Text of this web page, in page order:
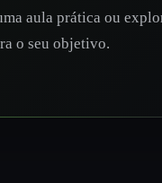
aula prática ou
o seu objetivo.